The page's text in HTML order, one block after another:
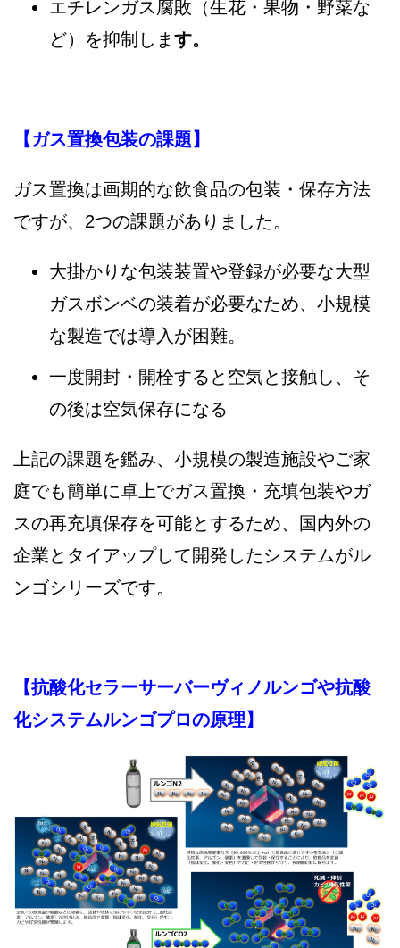
エチレンガス腐敗（生花・果物・野菜な
ど）を抑制しま す。
【ガス置換包装の課題】
ガス置換は画期的な飲食品の包装・保存方法
ですが、2つの課題がありました。
大掛かりな包装装置や登録が必要な大型
ガスボンベの装着が必要なため、小規模
な製造では導入が困難。
一度開封・開栓すると空気と接触し、そ
の後は空気保存になる
上記の課題を鑑み、小規模の製造施設やご家
庭でも簡単に卓上でガス置換・充填包装やガ
スの再充填保存を可能とするため、国内外の
企業とタイアップして開発したシステムがル
ンゴシリーズです。
【抗酸化セラーサーバーヴィノルンゴや抗酸
化システムルンゴプロの原理】